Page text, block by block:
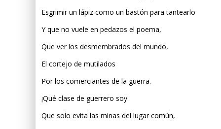
Esgrimir un lápiz como un bastón para tantearlo
Y que no vuele en pedazos el poema,
Que ver los desmembrados del mundo,
El cortejo de mutilados
Por los comerciantes de la guerra.
¡Qué clase de guerrero soy
Que solo evita las minas del lugar común,